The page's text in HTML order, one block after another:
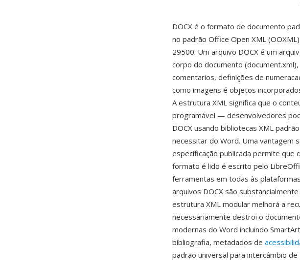
DOCX é o formato de documento
no padrão Office Open XML
29500. Um arquivo DOCX é um
corpo do documento
comentarios, definições de
como imagens é objetos
A estrutura XML significa que o
programável — desenvolvedores
DOCX usando bibliotecas XML
necessitar do Word. Uma vantagem
especificação publicada permite que
formato é lido é escrito pelo
ferramentas em todas às
arquivos DOCX são
estrutura XML modular melhorá a
necessariamente destroi o
modernas do Word incluindo
bibliografia, metadados de
padrão universal para intercâmbio